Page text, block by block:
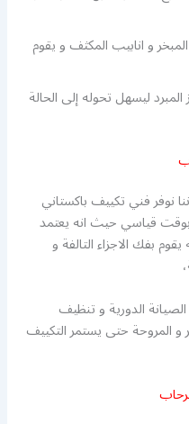
و انابيب المكثف و يقوم
ليسهل تحوله إلى الحالة
نوفر فني تكييف باكستاني
قياسي حيث انه يعتمد
بفك الاجزاء التالفة و
الدورية و تنظيف
و المروحة حتى يستمر التكييف